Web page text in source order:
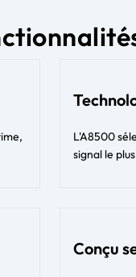
L'A8500
signal le
Conçu